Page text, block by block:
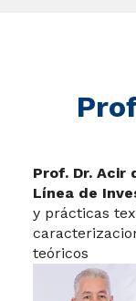
Prof. Dr. Acir
Línea de
y prácticas
teóricos